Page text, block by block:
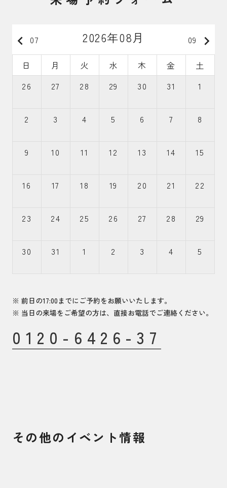
keyboard_arrow_left 07 2026年08月 09 keyboard_arrow_right
日 月 火 水 木 金
土
26
27 28 29 30 31 1
2 3 4 5 6 7 8
9 10 11 12 13 14 15
16 17 18 19 20 21 22
23 24 25 26 27 28 29
30 31 1 2 3 4 5
※ 前日の17:00までにご予約をお願いいたします。
※ 当日の来場をご希望の方は、直接お電話でご連絡ください。
0120-6426-37
その他のイベント情報